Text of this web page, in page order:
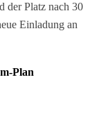
der Platz nach 30
Einladung an
Plan